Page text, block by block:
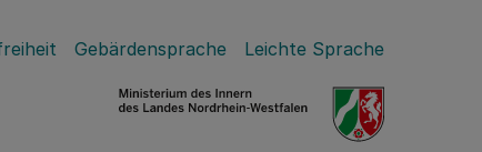
Gebärdensprache Leichte Sprache